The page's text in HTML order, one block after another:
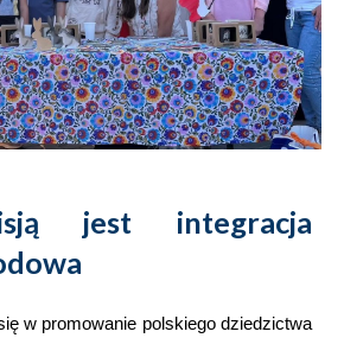
jest integracja
w promowanie polskiego dziedzictwa